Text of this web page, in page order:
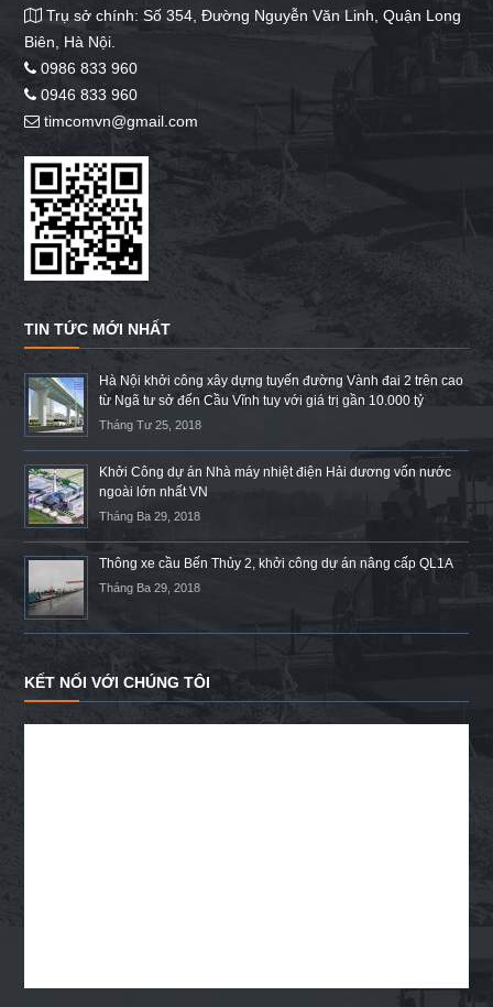
Trụ sở chính: Số 354, Đường Nguyễn Văn Linh, Quận Long
Biên, Hà Nội.
0986 833 960
0946 833 960
timcomvn@gmail.com
TIN TỨC MỚI NHẤT
Hà Nội khởi công xây dựng tuyến đường Vành đai 2 trên cao
từ Ngã tư sở đến Cầu Vĩnh tuy với giá trị gần 10.000 tỷ
Tháng Tư 25, 2018
Khởi Công dự án Nhà máy nhiệt điện Hải dương vốn nước
ngoài lớn nhất VN
Tháng Ba 29, 2018
Thông xe cầu Bến Thủy 2, khởi công dự án nâng cấp QL1A
Tháng Ba 29, 2018
KẾT NỐI VỚI CHÚNG TÔI